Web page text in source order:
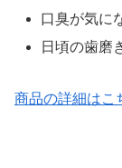
口臭が気に
日頃の歯磨
商品の詳細はこ